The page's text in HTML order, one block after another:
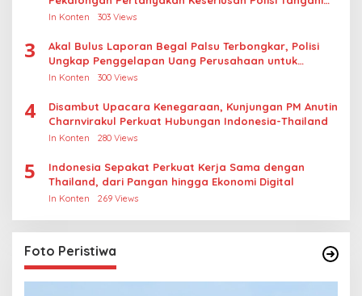
Kasus Rudapksa Sampai Anaknya Hamil
In Konten 303 Views
3
Akal Bulus Laporan Begal Palsu Terbongkar, Polisi
Ungkap Penggelapan Uang Perusahaan untuk
Crypto
In Konten 300 Views
4
Disambut Upacara Kenegaraan, Kunjungan PM Anutin
Charnvirakul Perkuat Hubungan Indonesia-Thailand
In Konten 280 Views
5
Indonesia Sepakat Perkuat Kerja Sama dengan
Thailand, dari Pangan hingga Ekonomi Digital
In Konten 269 Views
Foto Peristiwa